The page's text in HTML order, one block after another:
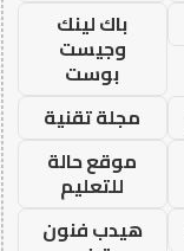
باك لينك
وجيست
بوست
مجلة تقنية
موقع حالة
للتعليم
هيدب فنون